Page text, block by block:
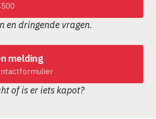
en dringende vragen.
melding
of is er iets kapot?